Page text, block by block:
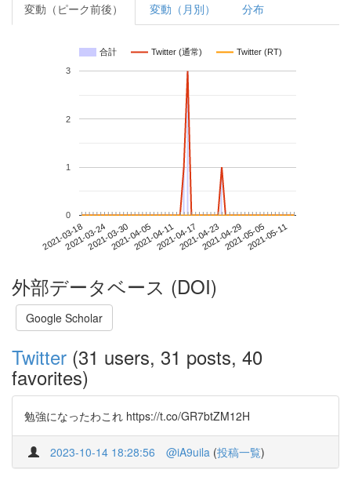
変動（ピーク前後） 変動（月別） 分布
合計 Twitter (通常) Twitter (RT)
2021-03-182021-03-242021-03-302021-04-052021-04-112021-04-172021-04-232021-04-292021-05-052021-05-11
0
1
2
3
外部データベース (DOI)
Google Scholar
Twitter (31 users, 31 posts, 40
favorites)
勉強になったわこれ https://t.co/GR7btZM12H
2023-10-14 18:28:56 @iA9uila (投稿一覧)